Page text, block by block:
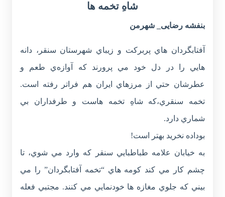
شاهِ تخمه ها
بنفشه رضایی_ شهرمن
آفتابگردان هاي پربرکت و زيباي شهرستان سنقر، دانه
هايي را در دل خود مي پرورند که آوازه‌ي طعم و
عطرشان حتي از مرزهاي ايران هم فراتر رفته است.
تخمه‌ سنقري،که شاهِ تخمه هاست و طرفداران بي
شماري دارد.
بوداده نخريد بهتر است!
به خيابان علامه طباطبايي سنقر که وارد مي شوي، تا
چشم کار مي کند کومه هاي “تخمه آفتابگردان” را مي
بيني که جلوي مغازه ها خودنمايي مي کنند. مجتبي فعله